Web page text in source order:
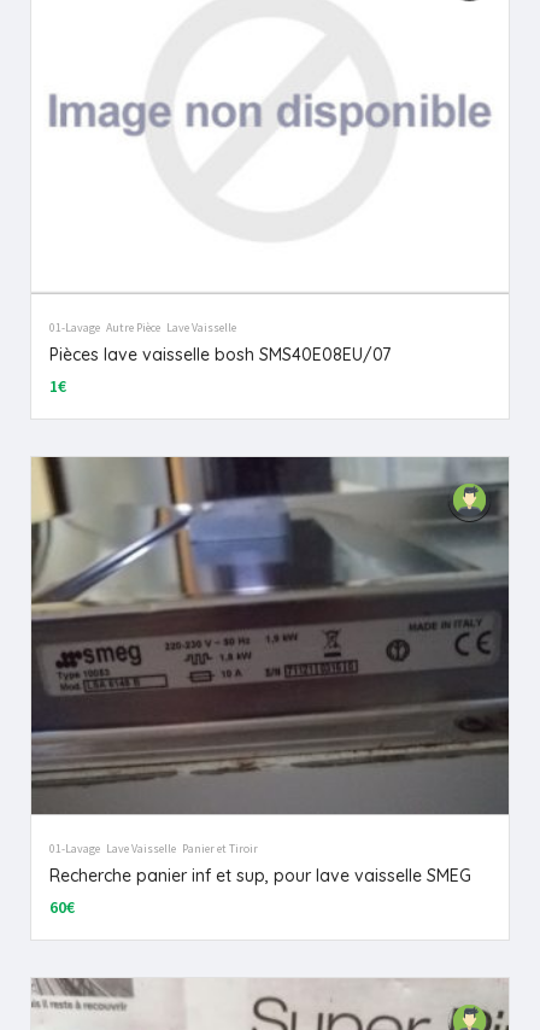
01-Lavage Autre Pièce Lave Vaisselle
Pièces lave vaisselle bosh SMS40E08EU/07
1€
01-Lavage Lave Vaisselle Panier et Tiroir
Recherche panier inf et sup, pour lave vaisselle SMEG
60€